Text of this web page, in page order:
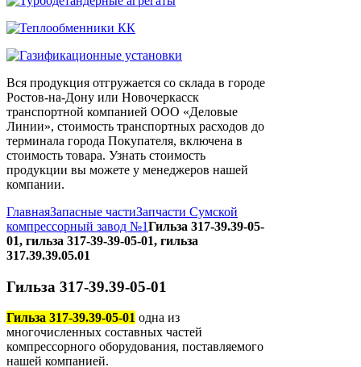
Вся продукция отгружается со склада в городе
Ростов-на-Дону или Новочеркасск
транспортной компанией ООО «Деловые
Линии», стоимость транспортных расходов до
терминала города Покупателя, включена в
стоимость товара. Узнать стоимость
продукции вы можете у менеджеров нашей
компании.
ГлавнаяЗапасные частиЗапчасти Сумской
компрессорный завод №1Гильза 317-39.39-05-
01, гильза 317-39-39-05-01, гильза
317.39.39.05.01
Гильза 317-39.39-05-01
Гильза 317-39.39-05-01 одна из
многочисленных составных частей
компрессорного оборудования, поставляемого
нашей компанией.